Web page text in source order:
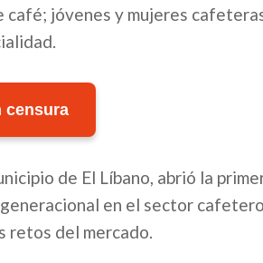
jóvenes y mujeres
censura
de El Líbano, abrió la
en el sector
retos del mercado.